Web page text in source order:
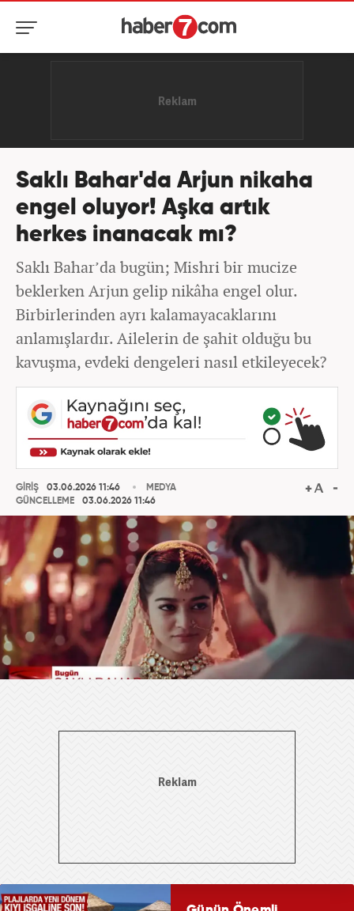
Saklı Bahar'da Arjun nikaha
engel oluyor! Aşka artık
herkes inanacak mı?
Saklı Bahar’da bugün; Mishri bir mucize
beklerken Arjun gelip nikâha engel olur.
Birbirlerinden ayrı kalamayacaklarını
anlamışlardır. Ailelerin de şahit olduğu bu
kavuşma, evdeki dengeleri nasıl etkileyecek?
GİRİŞ
03.06.2026 11:46
GÜNCELLEME
03.06.2026 11:46
MEDYA